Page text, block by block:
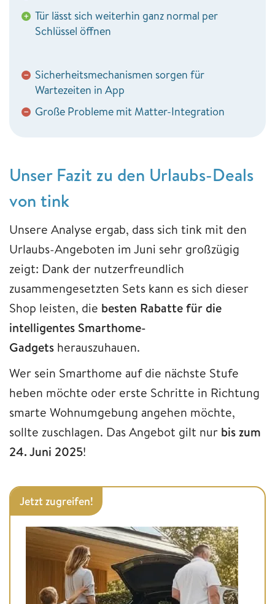
+ Tür lässt sich weiterhin ganz normal per
Schlüssel öffnen
− Sicherheitsmechanismen sorgen für
Wartezeiten in App
− Große Probleme mit Matter-Integration
Unser Fazit zu den Urlaubs-Deals
von tink
Unsere Analyse ergab, dass sich tink mit den
Urlaubs-Angeboten im Juni sehr großzügig
zeigt: Dank der nutzerfreundlich
zusammengesetzten Sets kann es sich dieser
Shop leisten, die besten Rabatte für die
intelligentes Smarthome-
Gadgets herauszuhauen.
Wer sein Smarthome auf die nächste Stufe
heben möchte oder erste Schritte in Richtung
smarte Wohnumgebung angehen möchte,
sollte zuschlagen. Das Angebot gilt nur bis zum
24. Juni 2025!
Jetzt zugreifen!